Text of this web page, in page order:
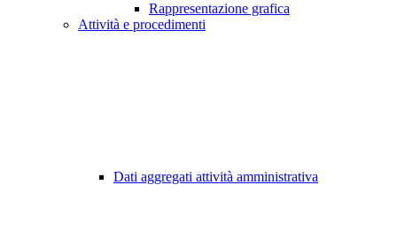
Rappresentazione grafica
Attività e procedimenti
Dati aggregati attività amministrativa